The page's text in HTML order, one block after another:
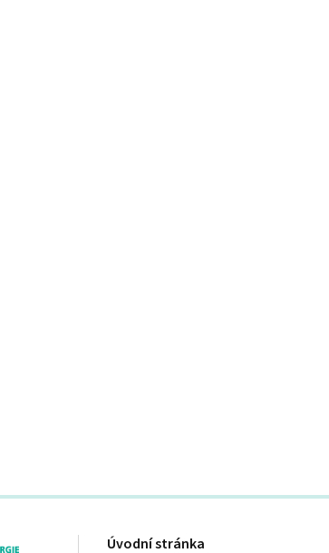
Úvodní stránka